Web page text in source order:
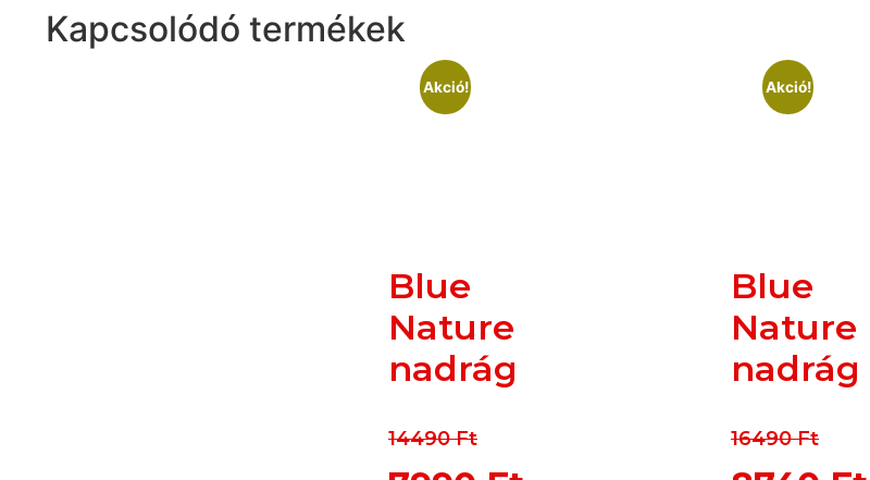
Kapcsolódó termékek
Akció!
Blue
Nature
nadrág
14490Ft
Akció!
Blue
Nature
nadrág
16490Ft